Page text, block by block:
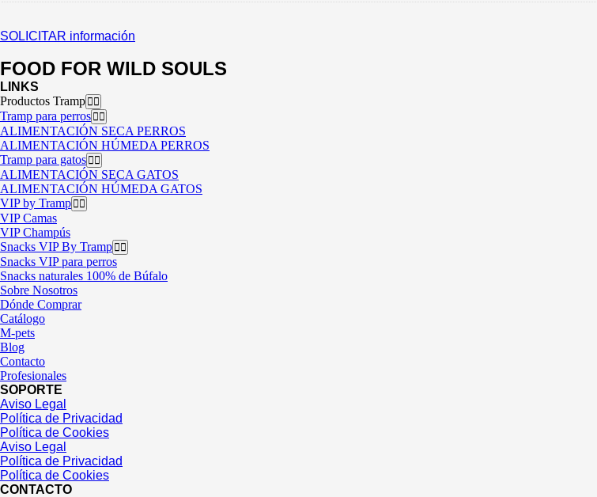
SOLICITAR información
FOOD FOR WILD SOULS
LINKS
Productos Tramp
Tramp para perros
ALIMENTACIÓN SECA PERROS
ALIMENTACIÓN HÚMEDA PERROS
Tramp para gatos
ALIMENTACIÓN SECA GATOS
ALIMENTACIÓN HÚMEDA GATOS
VIP by Tramp
VIP Camas
VIP Champús
Snacks VIP By Tramp
Snacks VIP para perros
Snacks naturales 100% de Búfalo
Sobre Nosotros
Dónde Comprar
Catálogo
M-pets
Blog
Contacto
Profesionales
SOPORTE
Aviso Legal
Política de Privacidad
Política de Cookies
Aviso Legal
Política de Privacidad
Política de Cookies
CONTACTO